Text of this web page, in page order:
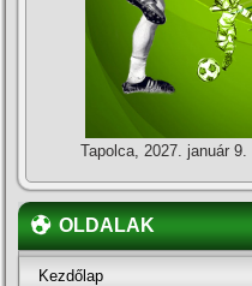
Tapolca, 2027. január 9.
OLDALAK
Kezdőlap